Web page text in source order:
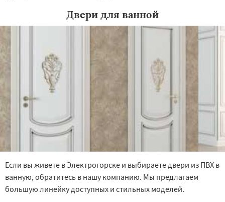
Работаем по
регионам
×
Электросталь Электроугли
Яхрома
Андреево Белоомут
Бобров
Вербилки Восход Деденево Жилево
Запрудная
Зеленоградск Измайлово Икша
Ильинский Красково Лесной
Лесной Городок
Лопатино Лотошино
Двери для ванной
Если вы живете в Электрогорске и выбираете двери из ПВХ в
ванную, обратитесь в нашу компанию. Мы предлагаем
большую линейку доступных и стильных моделей.
УЗНАТЬ ПОДРОБНЕЕ ×
Даю согласие на обработку персональных данных